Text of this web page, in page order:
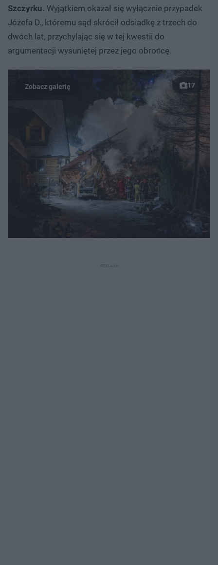
Szczyrku. Wyjątkiem okazał się wyłącznie przypadek
Józefa D., któremu sąd skrócił odsiadkę z trzech do
dwóch lat, przychylając się w tej kwestii do
argumentacji wysuniętej przez jego obrońcę.
17